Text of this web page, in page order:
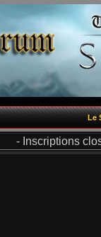
Le
- Inscriptions